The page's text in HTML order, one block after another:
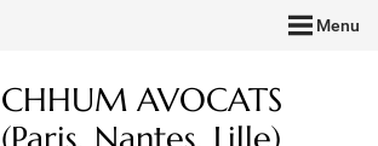
Menu
CHHUM AVOCATS
(Paris, Nantes, Lille)